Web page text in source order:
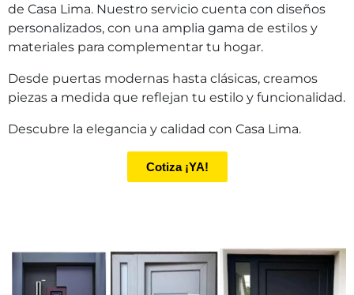
de Casa Lima. Nuestro servicio cuenta con diseños
personalizados, con una amplia gama de estilos y
materiales para complementar tu hogar.
Desde puertas modernas hasta clásicas, creamos
piezas a medida que reflejan tu estilo y funcionalidad.
Descubre la elegancia y calidad con Casa Lima.
Cotiza ¡YA!